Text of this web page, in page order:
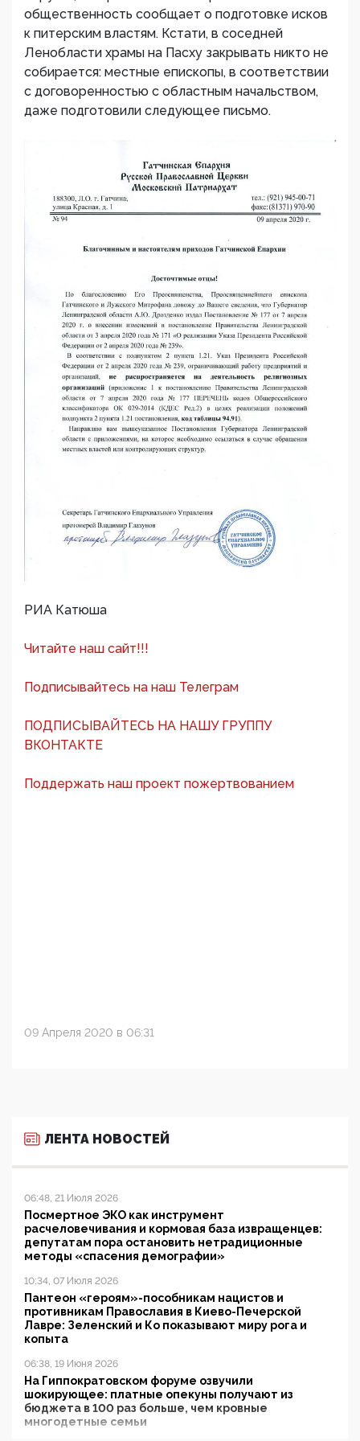
общественность сообщает о подготовке исков
к питерским властям. Кстати, в соседней
Ленобласти храмы на Пасху закрывать никто не
собирается: местные епископы, в соответствии
с договоренностью с областным начальством,
даже подготовили следующее письмо.
РИА Катюша
Читайте наш сайт!!!
Подписывайтесь на наш Телеграм
ПОДПИСЫВАЙТЕСЬ НА НАШУ ГРУППУ
ВКОНТАКТЕ
Поддержать наш проект пожертвованием
09 Апреля 2020 в 06:31
ЛЕНТА НОВОСТЕЙ
06:48, 21 Июля 2026
Посмертное ЭКО как инструмент
расчеловечивания и кормовая база извращенцев:
депутатам пора остановить нетрадиционные
методы «спасения демографии»
10:34, 07 Июля 2026
Пантеон «героям»-пособникам нацистов и
противникам Православия в Киево-Печерской
Лавре: Зеленский и Ко показывают миру рога и
копыта
06:38, 19 Июня 2026
На Гиппократовском форуме озвучили
шокирующее: платные опекуны получают из
бюджета в 100 раз больше, чем кровные
многодетные семьи